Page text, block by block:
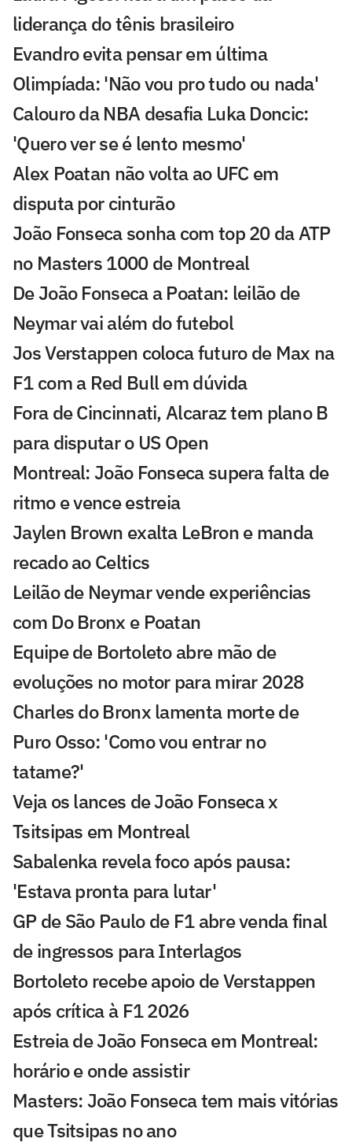
liderança do tênis brasileiro
Evandro evita pensar em última
Olimpíada: 'Não vou pro tudo ou nada'
Calouro da NBA desafia Luka Doncic:
'Quero ver se é lento mesmo'
Alex Poatan não volta ao UFC em
disputa por cinturão
João Fonseca sonha com top 20 da ATP
no Masters 1000 de Montreal
De João Fonseca a Poatan: leilão de
Neymar vai além do futebol
Jos Verstappen coloca futuro de Max na
F1 com a Red Bull em dúvida
Fora de Cincinnati, Alcaraz tem plano B
para disputar o US Open
Montreal: João Fonseca supera falta de
ritmo e vence estreia
Jaylen Brown exalta LeBron e manda
recado ao Celtics
Leilão de Neymar vende experiências
com Do Bronx e Poatan
Equipe de Bortoleto abre mão de
evoluções no motor para mirar 2028
Charles do Bronx lamenta morte de
Puro Osso: 'Como vou entrar no
tatame?'
Veja os lances de João Fonseca x
Tsitsipas em Montreal
Sabalenka revela foco após pausa:
'Estava pronta para lutar'
GP de São Paulo de F1 abre venda final
de ingressos para Interlagos
Bortoleto recebe apoio de Verstappen
após crítica à F1 2026
Estreia de João Fonseca em Montreal:
horário e onde assistir
Masters: João Fonseca tem mais vitórias
que Tsitsipas no ano